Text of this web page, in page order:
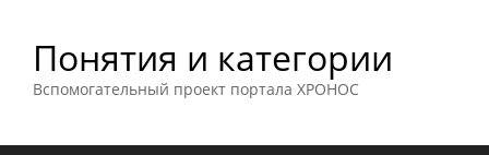
Понятия и категории
Вспомогательный проект портала ХРОНОС